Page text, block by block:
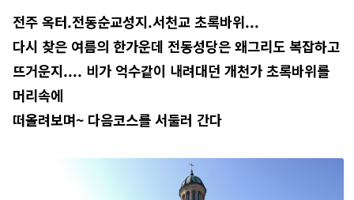
전주 옥터.전동순교성지.서천교 초록바위...
다시 찾은 여름의 한가운데 전동성당은 왜그리도 복잡하고
뜨거운지.... 비가 억수같이 내려대던 개천가 초록바위를
머리속에
떠올려보며~ 다음코스를 서둘러 간다